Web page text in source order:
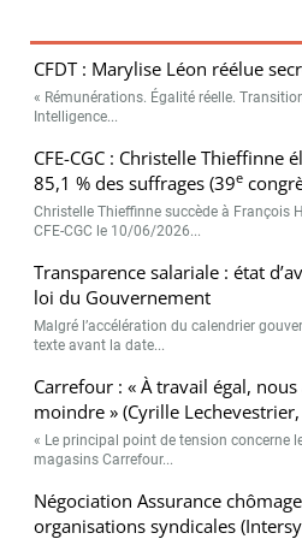
CFDT : Marylise Léon réélue
« Rémunérations. Égalité réelle.
Intelligence...
CFE-CGC : Christelle Thieffinne
85,1 % des suffrages (39e
Christelle Thieffinne succède à François
CFE-CGC le 10/06/2026...
Transparence salariale : état
loi du Gouvernement
Malgré l’accélération du calendrier
texte avant la date...
Carrefour : « À travail égal,
moindre » (Cyrille Lechevestrier,
« Le principal point de tension concerne
magasins Carrefour...
Négociation Assurance
organisations syndicales